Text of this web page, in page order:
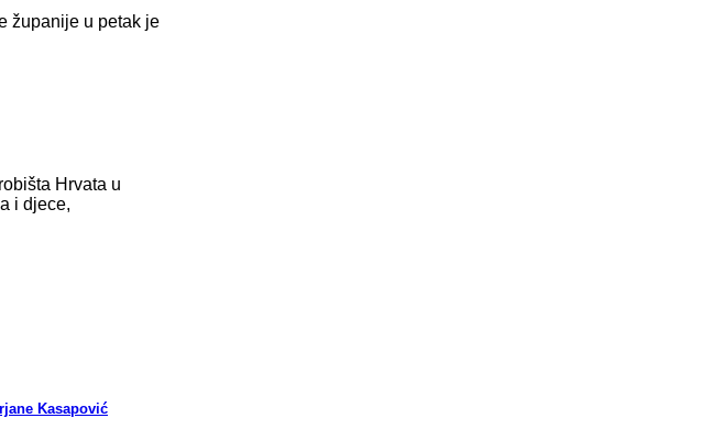
županije u petak je
Hrvata u
i djece,
Kasapović